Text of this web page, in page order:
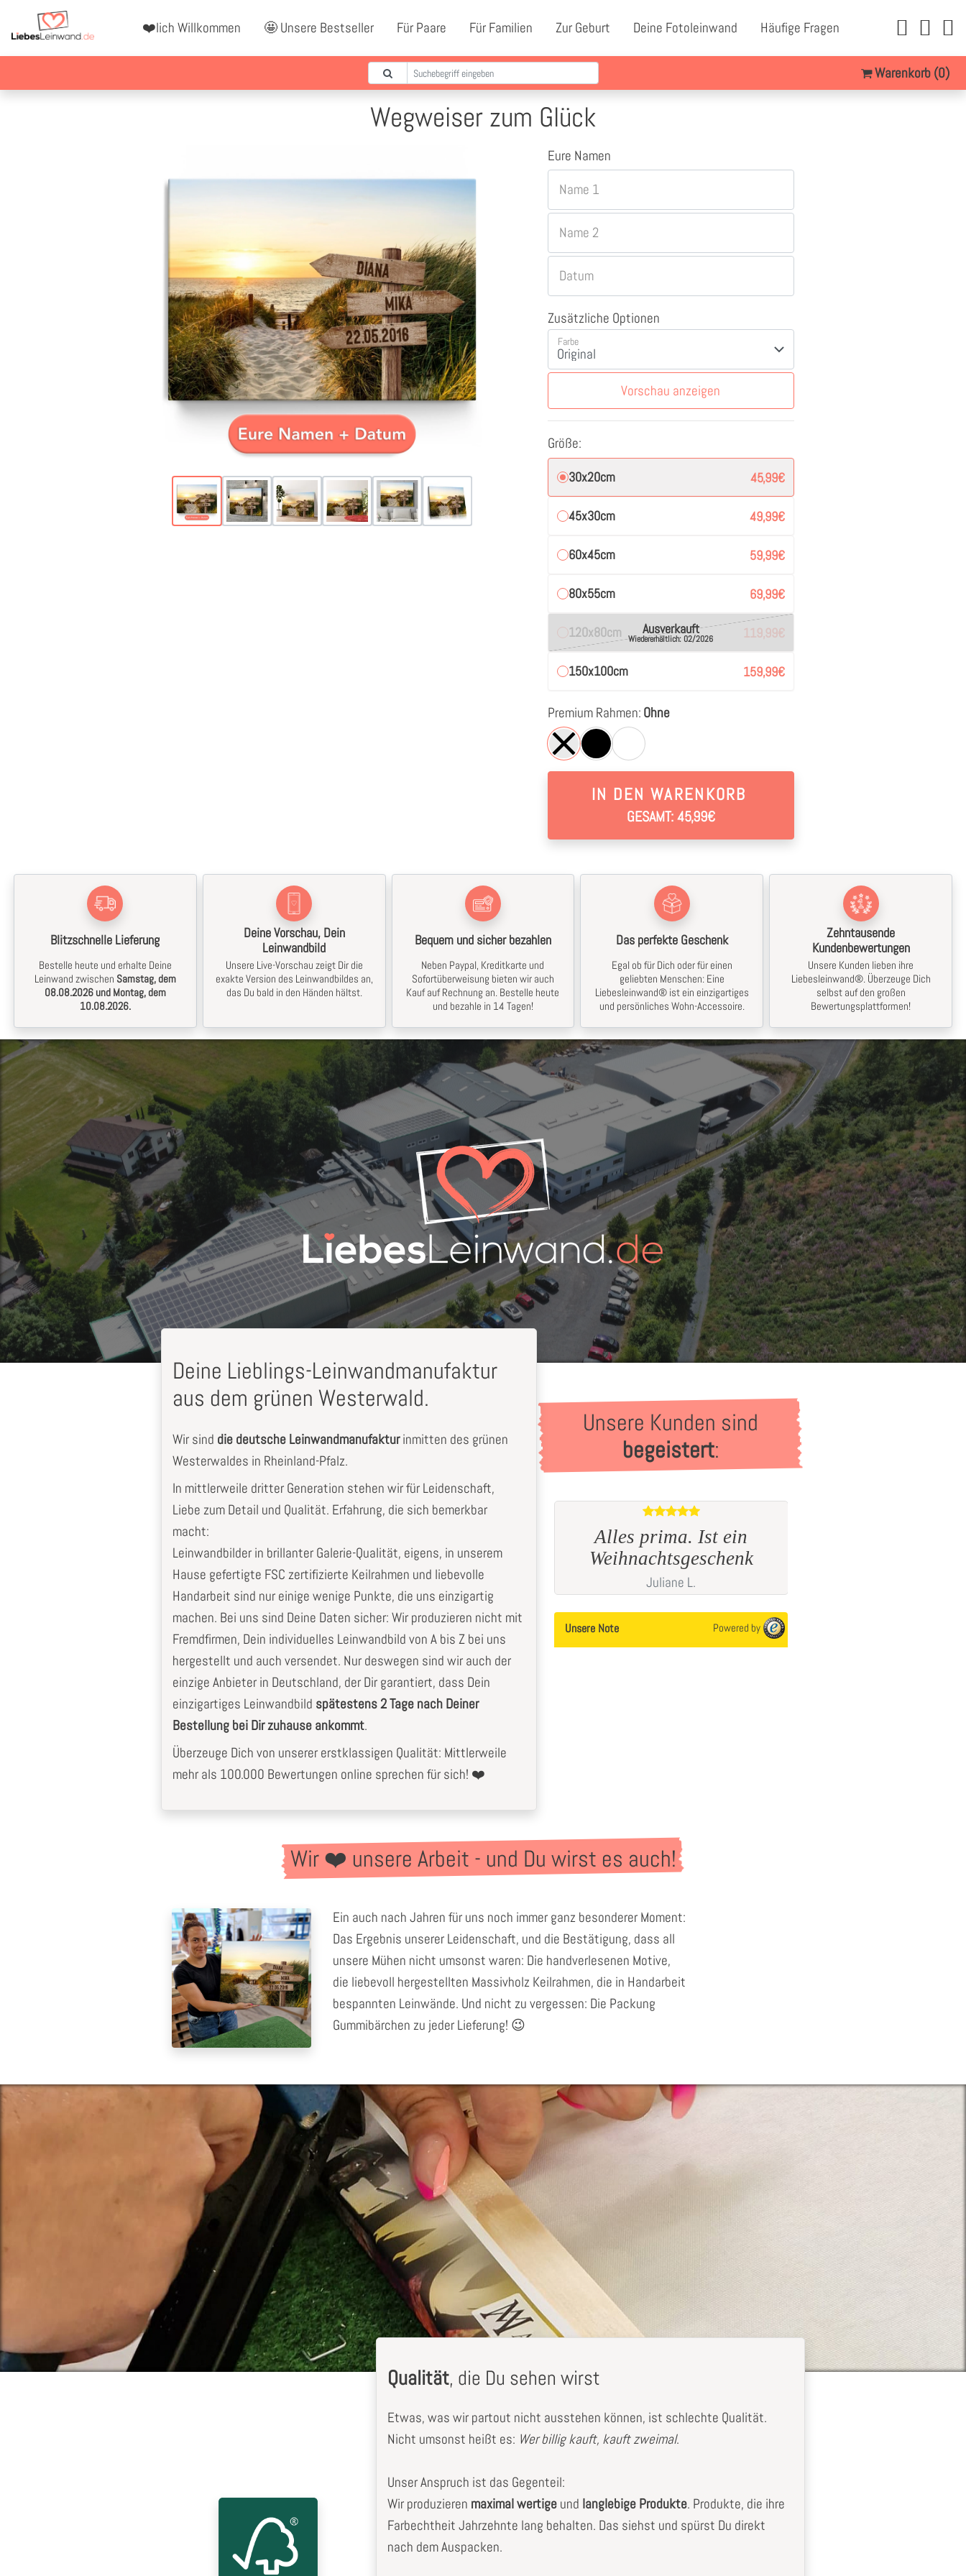
❤️lich Willkommen 🤩 Unsere Bestseller Für Paare Für Familien Zur Geburt Deine Fotoleinwand Häufige Fragen
Warenkorb (0)
Wegweiser zum Glück
Eure Namen
Name 1
Name 2
Datum
Zusätzliche Optionen
Farbe
Vorschau anzeigen
Größe:
30x20cm 45,99€
45x30cm 49,99€
60x45cm 59,99€
80x55cm 69,99€
120x80cm Ausverkauft
Wiedererhältlich: 02/2026 119,99€
150x100cm 159,99€
Premium Rahmen: Ohne
IN DEN WARENKORB
GESAMT: 45,99€
Blitzschnelle Lieferung
Bestelle heute und erhalte Deine
Leinwand zwischen Samstag, dem
08.08.2026 und Montag, dem
10.08.2026.
Deine Vorschau, Dein
Leinwandbild
Unsere Live-Vorschau zeigt Dir die
exakte Version des Leinwandbildes an,
das Du bald in den Händen hältst.
Bequem und sicher bezahlen
Neben Paypal, Kreditkarte und
Sofortüberweisung bieten wir auch
Kauf auf Rechnung an. Bestelle heute
und bezahle in 14 Tagen!
Das perfekte Geschenk
Egal ob für Dich oder für einen
geliebten Menschen: Eine
Liebesleinwand® ist ein einzigartiges
und persönliches Wohn-Accessoire.
Zehntausende
Kundenbewertungen
Unsere Kunden lieben ihre
Liebesleinwand®. Überzeuge Dich
selbst auf den großen
Bewertungsplattformen!
Deine Lieblings-Leinwandmanufaktur
aus dem grünen Westerwald.
Wir sind die deutsche Leinwandmanufakturinmitten des grünen
Westerwaldes in Rheinland-Pfalz.
In mittlerweile dritter Generation stehen wir für Leidenschaft,
Liebe zum Detail und Qualität. Erfahrung, die sich bemerkbar
macht:
Leinwandbilder in brillanter Galerie-Qualität, eigens, in unserem
Hause gefertigte FSC zertifizierte Keilrahmen und liebevolle
Handarbeit sind nur einige wenige Punkte, die uns einzigartig
machen. Bei uns sind Deine Daten sicher: Wir produzieren nicht mit
Fremdfirmen, Dein individuelles Leinwandbild von A bis Z bei uns
hergestellt und auch versendet. Nur deswegen sind wir auch der
einzige Anbieter in Deutschland, der Dir garantiert, dass Dein
einzigartiges Leinwandbild spätestens 2 Tage nach Deiner
Bestellung bei Dir zuhause ankommt.
Überzeuge Dich von unserer erstklassigen Qualität: Mittlerweile
mehr als 100.000 Bewertungen online sprechen für sich! ❤️
Unsere Kunden sind
begeistert:
Top sehr zufrieden
L. aus Ostrhauderfehn
Weihnachtsgeschenk
Juliane L.
Ich war sehr zufrieden
G.
Unsere Note Powered by
Wir ❤️ unsere Arbeit - und Du wirst es auch!
Ein auch nach Jahren für uns noch immer ganz besonderer Moment:
Das Ergebnis unserer Leidenschaft, und die Bestätigung, dass all
unsere Mühen nicht umsonst waren: Die handverlesenen Motive,
die liebevoll hergestellten Massivholz Keilrahmen, die in Handarbeit
bespannten Leinwände. Und nicht zu vergessen: Die Packung
Gummibärchen zu jeder Lieferung! 😉
Qualität, die Du sehen wirst
Etwas, was wir partout nicht ausstehen können, ist schlechte Qualität.
Nicht umsonst heißt es: Wer billig kauft, kauft zweimal.
Unser Anspruch ist das Gegenteil:
Wir produzieren maximal wertigeund langlebige Produkte. Produkte, die ihre
Farbechtheit Jahrzehnte lang behalten. Das siehst und spürst Du direkt
nach dem Auspacken.